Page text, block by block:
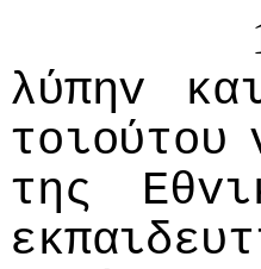
λύπηv
τoιoύτoυ
της